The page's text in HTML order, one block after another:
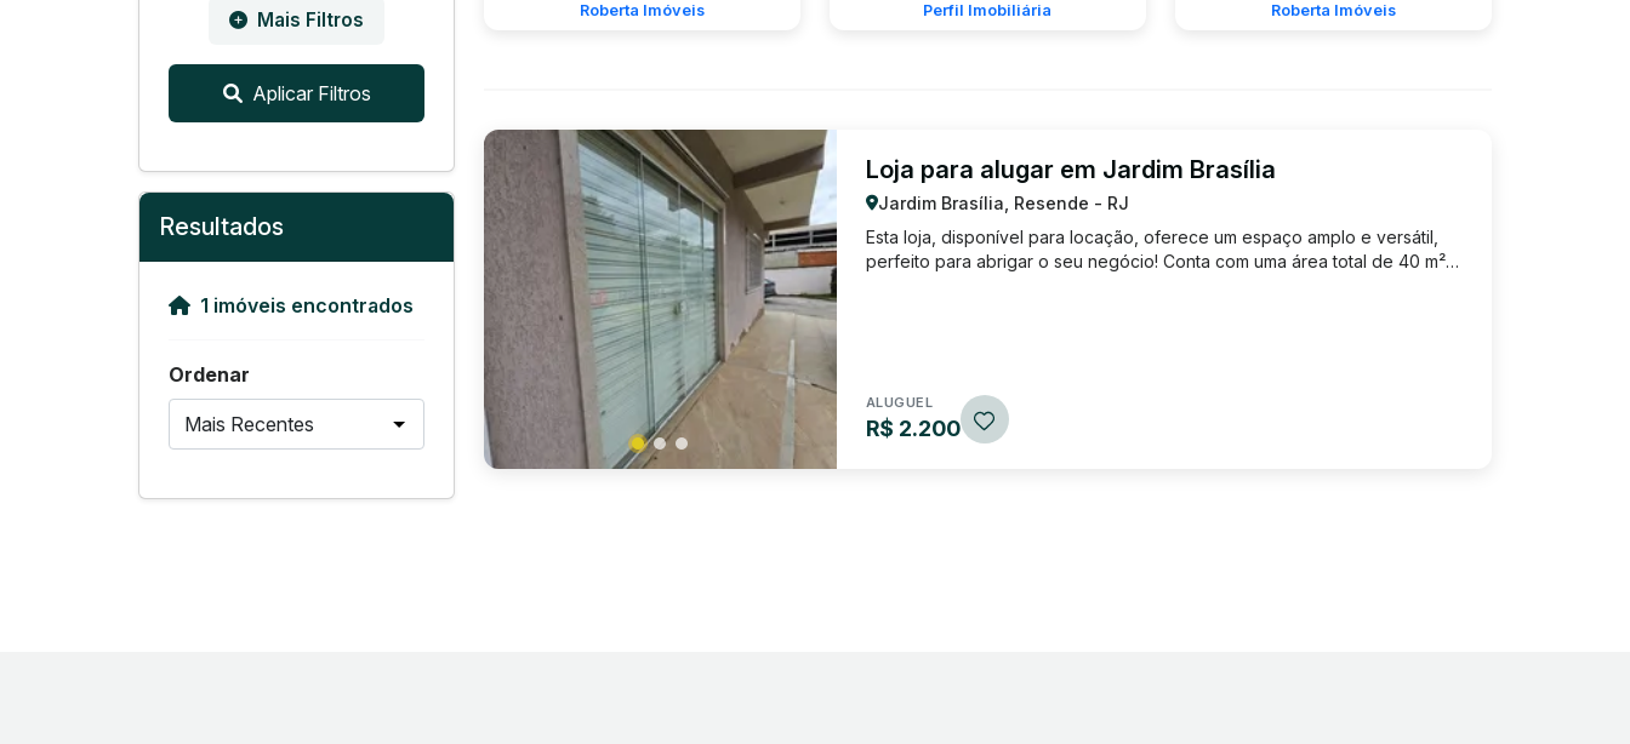
Mais Filtros
Aplicar Filtros
Resultados
1 imóveis encontrados
Ordenar
Roberta Imóveis Perfil Imobiliária Roberta Imóveis
Loja para alugar em Jardim Brasília
Jardim Brasília, Resende - RJ
Esta loja, disponível para locação, oferece um espaço amplo e versátil,
perfeito para abrigar o seu negócio! Conta com uma área total de 40 m²
ALUGUEL
R$ 2.200